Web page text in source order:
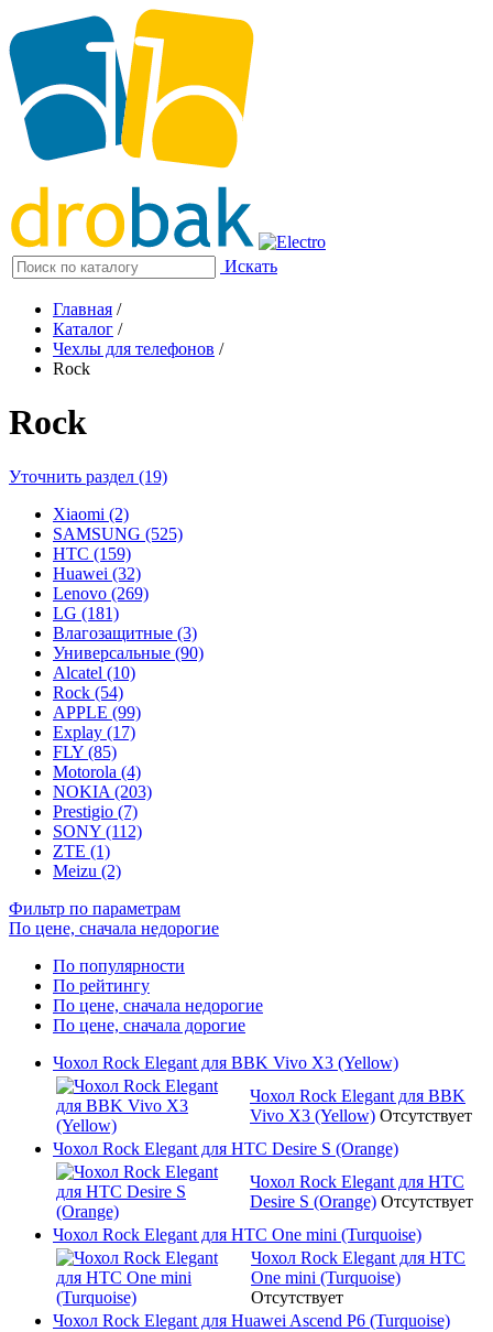
Искать
Главная /
Каталог /
Чехлы для телефонов /
Rock
Rock
Уточнить раздел (19)
Xiaomi (2)
SAMSUNG (525)
HTC (159)
Huawei (32)
Lenovo (269)
LG (181)
Влагозащитные (3)
Универсальные (90)
Alcatel (10)
Rock (54)
APPLE (99)
Explay (17)
FLY (85)
Motorola (4)
NOKIA (203)
Prestigio (7)
SONY (112)
ZTE (1)
Meizu (2)
Фильтр по параметрам
По цене, сначала недорогие
По популярности
По рейтингу
По цене, сначала недорогие
По цене, сначала дорогие
Чохол Rock Elegant для BBK Vivo X3 (Yellow)
Чохол Rock Elegant для BBK
Vivo X3 (Yellow) Отсутствует
Чохол Rock Elegant для HTC Desire S (Orange)
Чохол Rock Elegant для HTC
Desire S (Orange) Отсутствует
Чохол Rock Elegant для HTC One mini (Turquoise)
Чохол Rock Elegant для HTC
One mini (Turquoise)
Отсутствует
Чохол Rock Elegant для Huawei Ascend P6 (Turquoise)